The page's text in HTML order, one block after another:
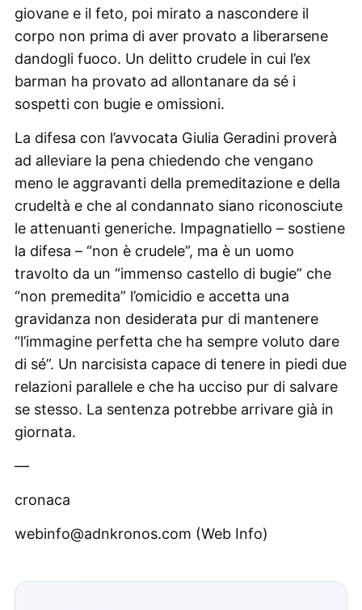
giovane e il feto, poi mirato a nascondere il
corpo non prima di aver provato a liberarsene
dandogli fuoco. Un delitto crudele in cui l’ex
barman ha provato ad allontanare da sé i
sospetti con bugie e omissioni.
La difesa con l’avvocata Giulia Geradini proverà
ad alleviare la pena chiedendo che vengano
meno le aggravanti della premeditazione e della
crudeltà e che al condannato siano riconosciute
le attenuanti generiche. Impagnatiello – sostiene
la difesa – “non è crudele”, ma è un uomo
travolto da un “immenso castello di bugie” che
“non premedita” l’omicidio e accetta una
gravidanza non desiderata pur di mantenere
“l’immagine perfetta che ha sempre voluto dare
di sé”. Un narcisista capace di tenere in piedi due
relazioni parallele e che ha ucciso pur di salvare
se stesso. La sentenza potrebbe arrivare già in
giornata.
—
cronaca
webinfo@adnkronos.com (Web Info)